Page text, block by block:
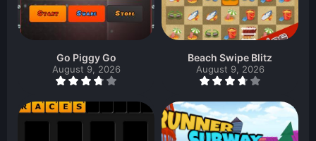
Go Piggy Go
August 9, 2026
Beach Swipe Blitz
August 9, 2026